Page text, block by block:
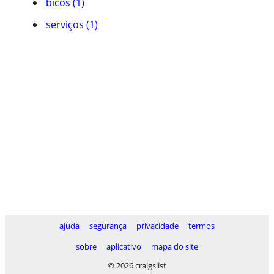
serviços (1)
ajuda segurança privacidade
termos
sobre
aplicativo
mapa do site
© 2026 craigslist